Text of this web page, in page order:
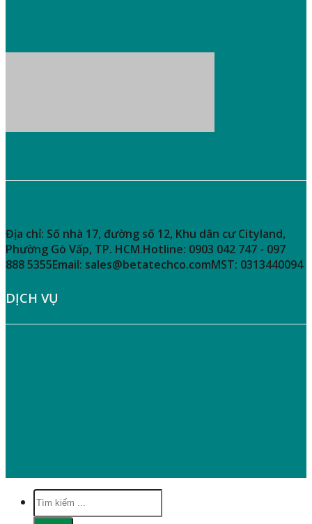
Địa chỉ: Số nhà 17, đường số 12, Khu dân cư Cityland,
Phường Gò Vấp, TP. HCM.Hotline: 0903 042 747 - 097
888 5355Email: sales@betatechco.comMST: 0313440094
DỊCH VỤ
Tìm
kiếm: